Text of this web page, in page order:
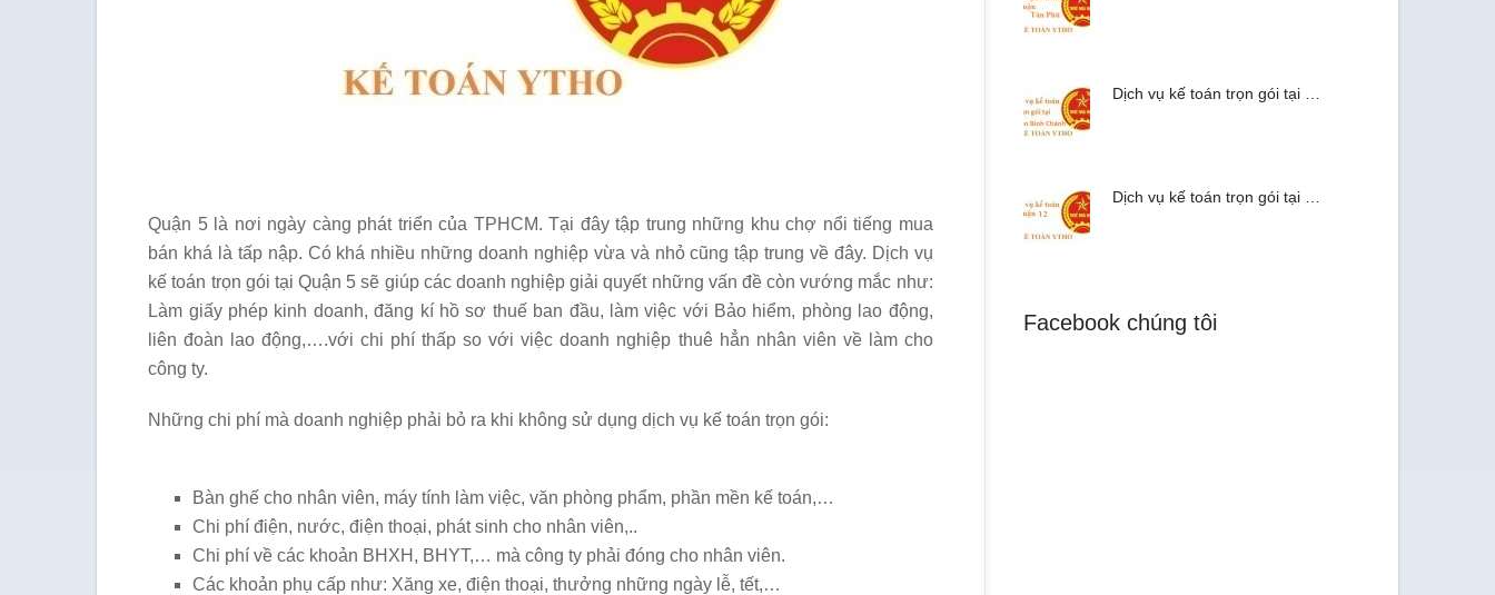
Quận 5 là nơi ngày càng phát triển của TPHCM. Tại đây tập trung những khu chợ nổi tiếng mua
bán khá là tấp nập. Có khá nhiều những doanh nghiệp vừa và nhỏ cũng tập trung về đây. Dịch vụ
kế toán trọn gói tại Quận 5 sẽ giúp các doanh nghiệp giải quyết những vấn đề còn vướng mắc như:
Làm giấy phép kinh doanh, đăng kí hồ sơ thuế ban đầu, làm việc với Bảo hiểm, phòng lao động,
liên đoàn lao động,….với chi phí thấp so với việc doanh nghiệp thuê hẳn nhân viên về làm cho
công ty.
Những chi phí mà doanh nghiệp phải bỏ ra khi không sử dụng dịch vụ kế toán trọn gói:
Bàn ghế cho nhân viên, máy tính làm việc, văn phòng phẩm, phần mền kế toán,…
Chi phí điện, nước, điện thoại, phát sinh cho nhân viên,..
Chi phí về các khoản BHXH, BHYT,… mà công ty phải đóng cho nhân viên.
Các khoản phụ cấp như: Xăng xe, điện thoại, thưởng những ngày lễ, tết,…
Dịch vụ kế toán trọn gói tại …
Dịch vụ kế toán trọn gói tại …
Facebook chúng tôi